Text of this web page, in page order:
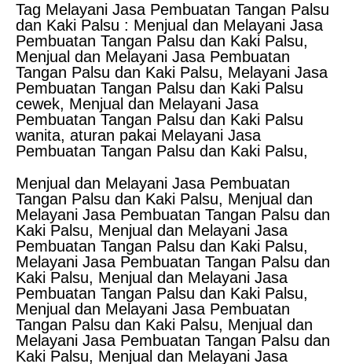
Tag Melayani Jasa Pembuatan Tangan Palsu
dan Kaki Palsu : Menjual dan Melayani Jasa
Pembuatan Tangan Palsu dan Kaki Palsu,
Menjual dan Melayani Jasa Pembuatan
Tangan Palsu dan Kaki Palsu, Melayani Jasa
Pembuatan Tangan Palsu dan Kaki Palsu
cewek, Menjual dan Melayani Jasa
Pembuatan Tangan Palsu dan Kaki Palsu
wanita, aturan pakai Melayani Jasa
Pembuatan Tangan Palsu dan Kaki Palsu,
Menjual dan Melayani Jasa Pembuatan
Tangan Palsu dan Kaki Palsu, Menjual dan
Melayani Jasa Pembuatan Tangan Palsu dan
Kaki Palsu, Menjual dan Melayani Jasa
Pembuatan Tangan Palsu dan Kaki Palsu,
Melayani Jasa Pembuatan Tangan Palsu dan
Kaki Palsu, Menjual dan Melayani Jasa
Pembuatan Tangan Palsu dan Kaki Palsu,
Menjual dan Melayani Jasa Pembuatan
Tangan Palsu dan Kaki Palsu, Menjual dan
Melayani Jasa Pembuatan Tangan Palsu dan
Kaki Palsu, Menjual dan Melayani Jasa